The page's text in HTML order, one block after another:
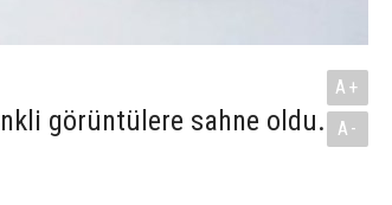
görüntülere sahne oldu.
A+
A-